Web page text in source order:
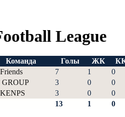
League
Команда Голы ЖК
7 1
0
GROUP 3 0
0
3 0
0
13 1 0